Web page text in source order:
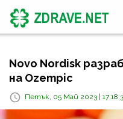
Novo Nordisk
на Ozempic
Петък, 05 Май 2023 |